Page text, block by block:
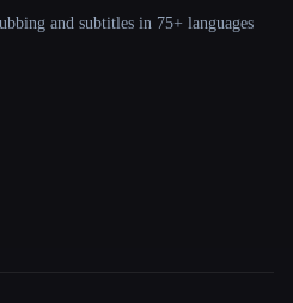
and subtitles in 75+ languages